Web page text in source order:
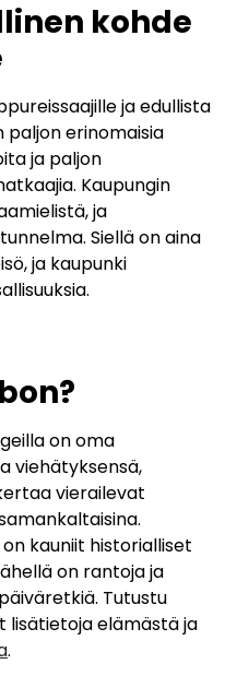
kohde
ja edullista
paljon erinomaisia
ja paljon
Kaupungin
ja
Siellä on aina
ja kaupunki
on oma
viehätyksensä,
vierailevat
kauniit historialliset
on rantoja ja
Tutustu
lisätietoja elämästä ja
.